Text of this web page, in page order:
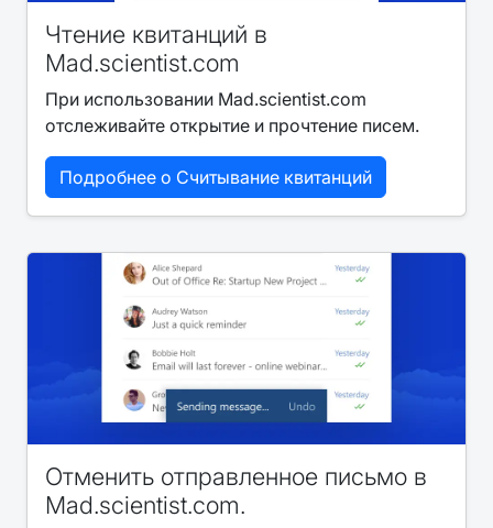
Чтение квитанций в
Mad.scientist.com
При использовании Mad.scientist.com
отслеживайте открытие и прочтение писем.
Подробнее о Считывание квитанций
Отменить отправленное письмо в
Mad.scientist.com.